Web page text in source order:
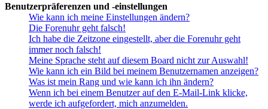
Benutzerpräferenzen und -einstellungen
Wie kann ich meine Einstellungen ändern?
Die Forenuhr geht falsch!
Ich habe die Zeitzone eingestellt, aber die Forenuhr geht
immer noch falsch!
Meine Sprache steht auf diesem Board nicht zur Auswahl!
Wie kann ich ein Bild bei meinem Benutzernamen anzeigen?
Was ist mein Rang und wie kann ich ihn ändern?
Wenn ich bei einem Benutzer auf den E-Mail-Link klicke,
werde ich aufgefordert, mich anzumelden.